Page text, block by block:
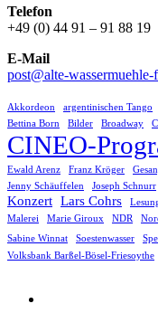
Telefon
+49 (0) 44 91 – 91 88 19
E-Mail
post@alte-
Akkordeon argentinischen Tango
Bettina Born
Bilder Broadway
CINEO-
Ewald Arenz
Franz Kröger
Jenny Schäuffelen
Joseph Schnurr
Konzert Lars Cohrs
Malerei
Marie Giroux NDR
Sabine Winnat
Soestenwasser
Volksbank Barßel-Bösel-Friesoythe